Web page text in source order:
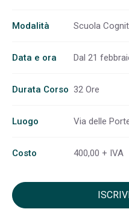
Modalità Scuola
Data e ora Dal 21
Durata Corso 32 Ore
Luogo Via delle
Costo 400,00 + IVA